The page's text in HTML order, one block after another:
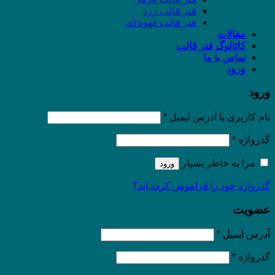
فنر قالب زرد
فنر قالب قهوه ای
مقالات
کاتالوگ فنر قالب
تماس با ما
ورود
ورود
نام کاربری یا آدرس ایمیل *
گذرواژه *
مرا به خاطر بسپار ورود
گذرواژه خود را فراموش کرده اید؟
عضویت
آدرس ایمیل *
گذرواژه *